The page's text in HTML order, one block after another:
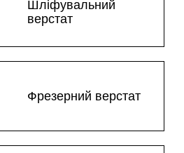
Шліфувальний
верстат
Фрезерний верстат